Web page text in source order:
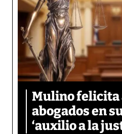
Mulino felicita
abogados en
‘auxilio a la